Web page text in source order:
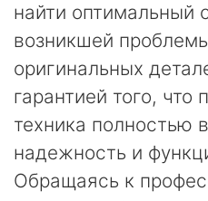
найти оптимальный
возникшей
оригинальных
гарантией того, что
техника полностью
надежность и
Обращаясь к